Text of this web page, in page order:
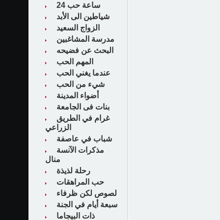
24 ساعة حب
شياطين الى الأبد
الزواج السعيد
مدرسة المشاغبين
البحث عن فضيحه
المهم الحب
عندما يغني الحب
شيء من الحب
أضواء المدينة
بنات فى الجامعة
غرام في الطريق
الزراعي
شباب في عاصفة
مذكرات الآنسة
منال
رحلة لذيذة
حب المراهقات
لصوص لكن ظرفاء
سبعة أيام في الجنة
ذات البيجاما